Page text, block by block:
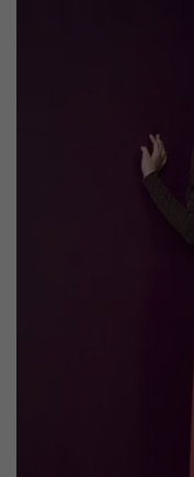
standardmäßig blockiert.
werden, bedarf der Zugriff